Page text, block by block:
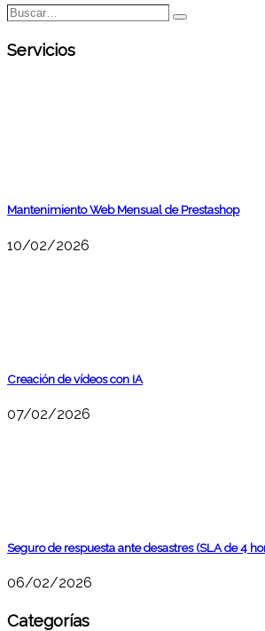
Buscar…
Buscar
Servicios
Mantenimiento Web Mensual de Prestashop
10/02/2026
Creación de vídeos con IA
07/02/2026
Seguro de respuesta ante desastres (SLA de 4
06/02/2026
Categorías